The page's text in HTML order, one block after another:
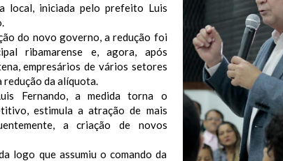
local, iniciada pelo prefeito Luis
do novo governo, a redução foi
ribamarense e, agora, após
empresários de vários setores
redução da alíquota.
Fernando, a medida torna o
estimula a atração de mais
a criação de novos
logo que assumiu o comando da